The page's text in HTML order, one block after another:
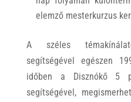
elemző mesterkurzus
A széles
segítségével egészen
időben a Disznókő 5
segítségével,